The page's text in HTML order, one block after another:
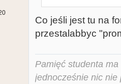
Co jeśli jest tu na
przestalabbyc
Pamięć studenta
jednocześnie nic nie